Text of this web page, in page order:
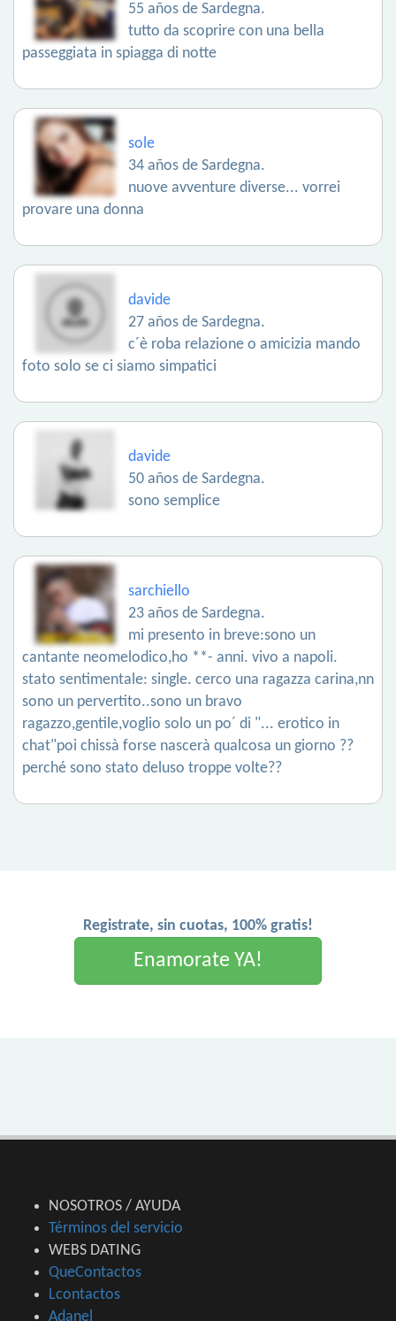
55 años de Sardegna.
tutto da scoprire con una bella
passeggiata in spiagga di notte
sole
34 años de Sardegna.
nuove avventure diverse... vorrei
provare una donna
davide
27 años de Sardegna.
c´è roba relazione o amicizia mando
foto solo se ci siamo simpatici
davide
50 años de Sardegna.
sono semplice
sarchiello
23 años de Sardegna.
mi presento in breve:sono un
cantante neomelodico,ho **- anni. vivo a napoli.
stato sentimentale: single. cerco una ragazza carina,nn
sono un pervertito..sono un bravo
ragazzo,gentile,voglio solo un po´ di "... erotico in
chat"poi chissà forse nascerà qualcosa un giorno ??
perché sono stato deluso troppe volte??
Registrate, sin cuotas, 100% gratis!
Enamorate YA!
NOSOTROS / AYUDA
Términos del servicio
WEBS DATING
QueContactos
Lcontactos
Adanel